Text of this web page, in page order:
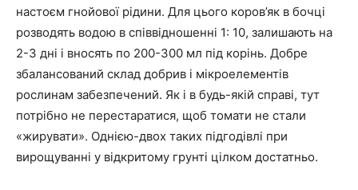
настоєм гнойової рідини. Для цього коров’як в бочці
розводять водою в співвідношенні 1: 10, залишають на
2-3 дні і вносять по 200-300 мл під корінь. Добре
збалансований склад добрив і мікроелементів
рослинам забезпечений. Як і в будь-якій справі, тут
потрібно не перестаратися, щоб томати не стали
«жирувати». Однією-двох таких підгодівлі при
вирощуванні у відкритому грунті цілком достатньо.